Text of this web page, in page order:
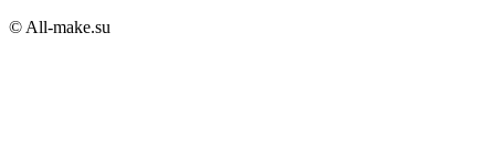
© All-make.su